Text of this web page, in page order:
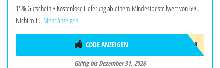
15% Gutschein + Kostenlose Lieferung ab einem Mindestbestellwert von 60€.
Nicht mit... Mehr anzeigen
BRAW718
CODE ANZEIGEN
Gültig bis Dezember 31, 2026